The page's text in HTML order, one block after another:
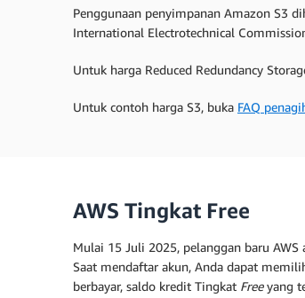
Penggunaan penyimpanan Amazon S3
International Electrotechnical
Untuk harga Reduced Redundancy
Untuk contoh harga S3, buka FAQ
AWS Tingkat Free
Mulai 15 Juli 2025, pelanggan baru
Saat mendaftar akun, Anda dapat
berbayar, saldo kredit Tingkat Freeyang